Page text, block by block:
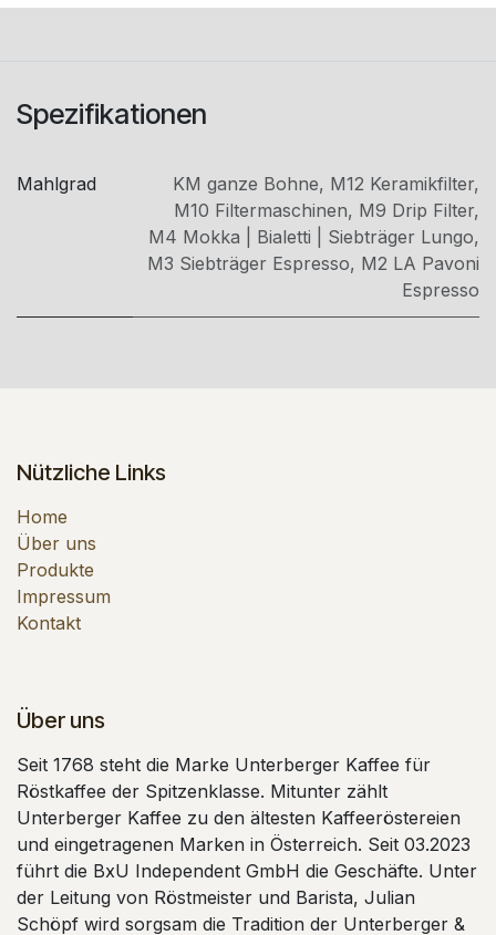
Spezifikationen
Mahlgrad KM ganze Bohne, M12 Keramikfilter,
M10 Filtermaschinen, M9 Drip Filter,
M4 Mokka | Bialetti | Siebträger Lungo,
M3 Siebträger Espresso, M2 LA Pavoni
Espresso
Nützliche Links
Home
Über uns
Produkte
Impressum
Kontakt
Über uns
Seit 1768 steht die Marke Unterberger Kaffee für
Röstkaffee der Spitzenklasse. Mitunter zählt
Unterberger Kaffee zu den ältesten Kaffeeröstereien
und eingetragenen Marken in Österreich. Seit 03.2023
führt die BxU Independent GmbH die Geschäfte. Unter
der Leitung von Röstmeister und Barista, Julian
Schöpf wird sorgsam die Tradition der Unterberger &